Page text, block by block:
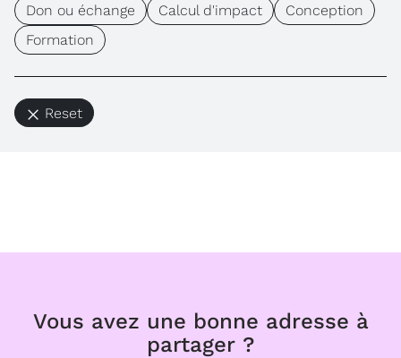
Don ou échange Calcul d'impact
Conception
Formation
Reset
Vous avez une bonne adresse à
partager ?